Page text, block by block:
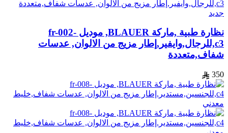
جديد
نظارة طبية ,ماركة BLAUER, موديل fr-002-
c3,للرجال,وايفير,إطار مزيج من الالوان, عدسات
شفاف,متعددة
350